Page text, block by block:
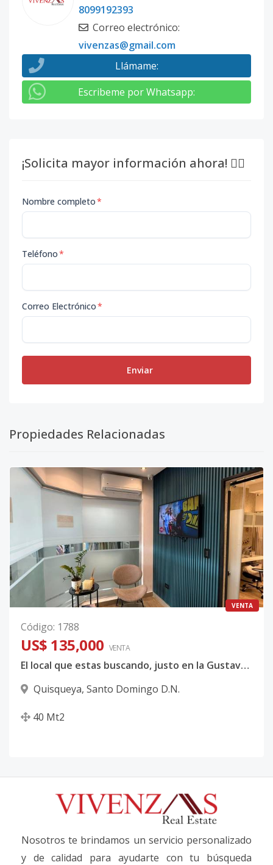
8099192393
Correo electrónico:
vivenzas@gmail.com
Llámame:
Escribeme por Whatsapp:
¡Solicita mayor información ahora! 👇🏽
Nombre completo*
Teléfono*
Correo Electrónico*
Enviar
Propiedades Relacionadas
VENTA
Código: 1788
US$ 135,000 VENTA
El local que estas buscando, justo en la Gustavo Mejia Ricart
Quisqueya, Santo Domingo D.N.
40 Mt2
Nosotros te brindamos un servicio personalizado
y de calidad para ayudarte con tu búsqueda